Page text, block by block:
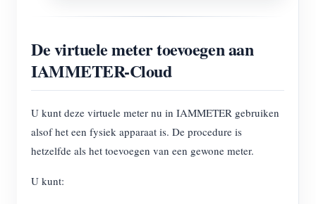
De virtuele meter toevoegen aan
IAMMETER-Cloud
U kunt deze virtuele meter nu in IAMMETER gebruiken
alsof het een fysiek apparaat is. De procedure is
hetzelfde als het toevoegen van een gewone meter.
U kunt: